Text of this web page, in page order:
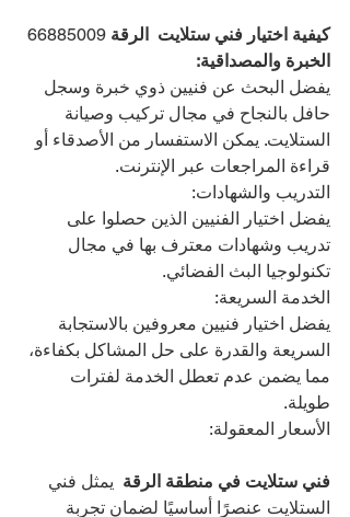
كيفية اختيار فني ستلايت  الرقة 66885009
الخبرة والمصداقية:
يفضل البحث عن فنيين ذوي خبرة وسجل
حافل بالنجاح في مجال تركيب وصيانة
الستلايت. يمكن الاستفسار من الأصدقاء أو
قراءة المراجعات عبر الإنترنت.
التدريب والشهادات:
يفضل اختيار الفنيين الذين حصلوا على
تدريب وشهادات معترف بها في مجال
تكنولوجيا البث الفضائي.
الخدمة السريعة:
يفضل اختيار فنيين معروفين بالاستجابة
السريعة والقدرة على حل المشاكل بكفاءة،
مما يضمن عدم تعطل الخدمة لفترات
طويلة.
الأسعار المعقولة:
فني ستلايت في منطقة الرقة يمثل فني
الستلايت عنصرًا أساسيًا لضمان تجربة